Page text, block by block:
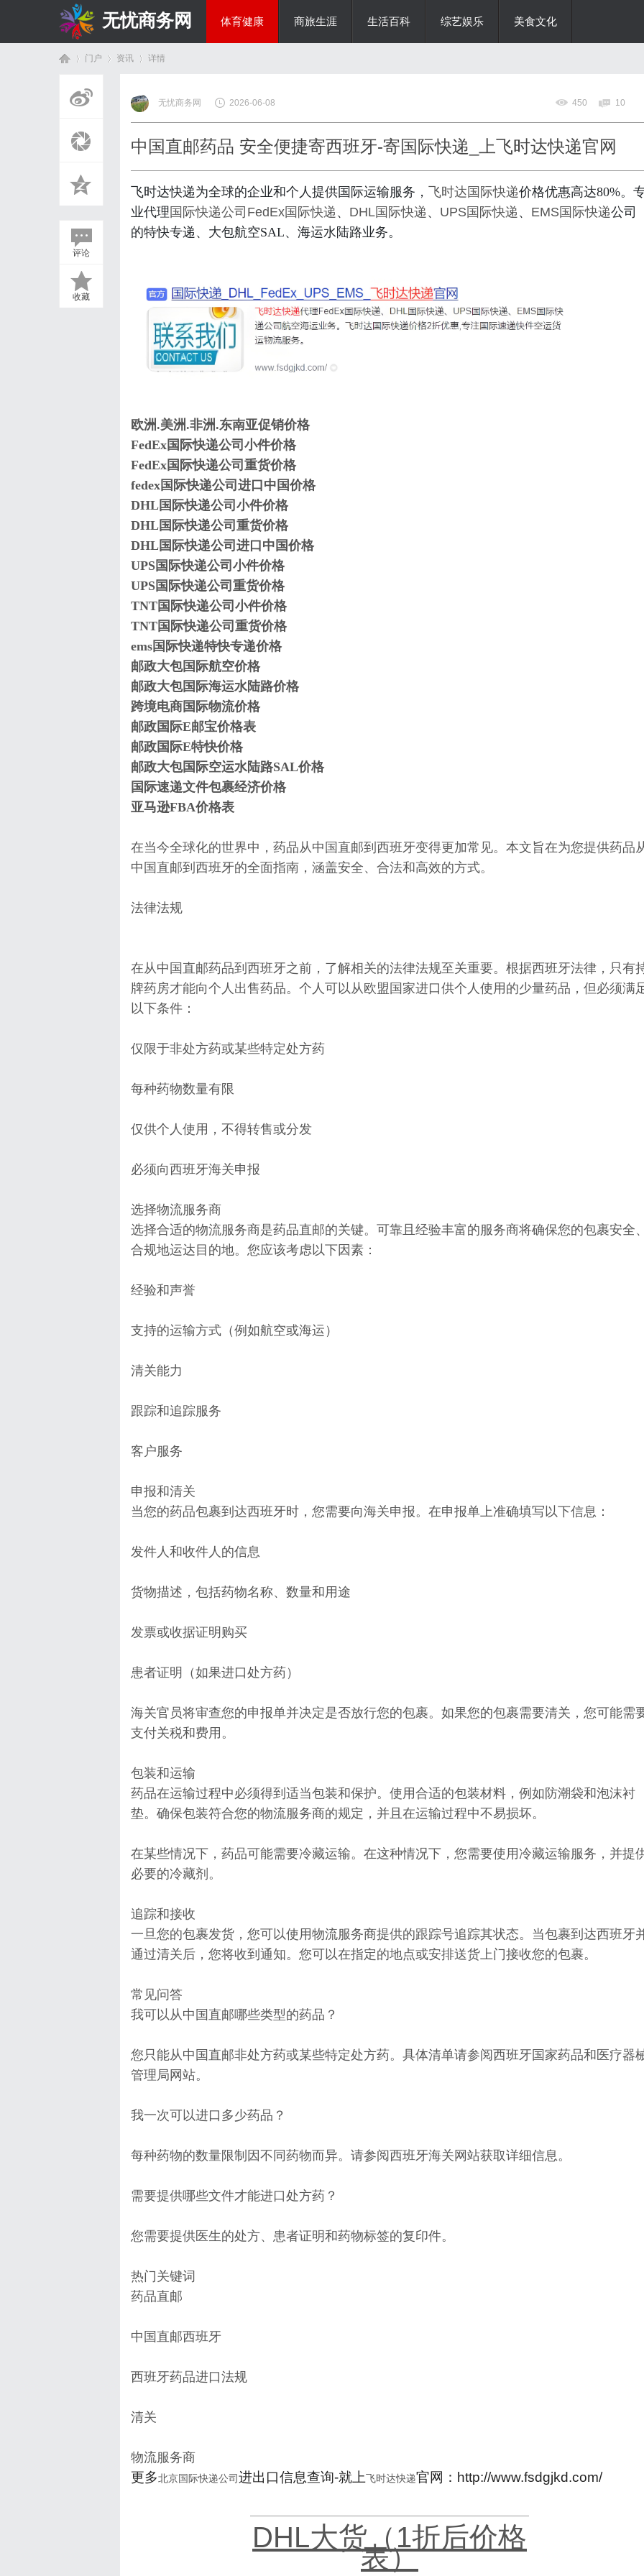
无忧商务网 体育健康 商旅生涯 生活百科 综艺娱乐 美食文化
门户 资讯
›
详情
评论
收藏
无忧商务网 2026-06-08 450 10
中国直邮药品 安全便捷寄西班牙-寄国际快递_上飞时达快递官网
飞时达快递为全球的企业和个人提供国际运输服务， 飞时达 国际快递价格优惠高达80%。
业代理 国际快递公司 FedEx国际快递 、 DHL国际快递 、 UPS国际快递 、 EMS国际快递公司
的特快专递、大包航空SAL、海运水陆路业务。
欧洲.美洲.非洲.东南亚促销价格
FedEx国际快递公司小件价格
FedEx国际快递公司重货价格
fedex国际快递公司进口中国价格
DHL国际快递公司小件价格
DHL国际快递公司重货价格
DHL国际快递公司进口中国价格
UPS国际快递公司小件价格
UPS国际快递公司重货价格
TNT国际快递公司小件价格
TNT国际快递公司重货价格
ems国际快递特快专递价格
邮政大包国际航空价格
邮政大包国际海运水陆路价格
跨境电商国际物流价格
邮政国际E邮宝价格表
邮政国际E特快价格
邮政大包国际空运水陆路SAL价格
国际速递文件包裹经济价格
亚马逊FBA价格表
在当今全球化的世界中，药品从中国直邮到西班牙变得更加常见。本文旨在为您提供药品
中国直邮到西班牙的全面指南，涵盖安全、合法和高效的方式。
法律法规
在从中国直邮药品到西班牙之前，了解相关的法律法规至关重要。根据西班牙法律，只有
牌药房才能向个人出售药品。个人可以从欧盟国家进口供个人使用的少量药品，但必须满
以下条件：
仅限于非处方药或某些特定处方药
每种药物数量有限
仅供个人使用，不得转售或分发
必须向西班牙海关申报
选择物流服务商
选择合适的物流服务商是药品直邮的关键。可靠且经验丰富的服务商将确保您的包裹安全
合规地运达目的地。您应该考虑以下因素：
经验和声誉
支持的运输方式（例如航空或海运）
清关能力
跟踪和追踪服务
客户服务
申报和清关
当您的药品包裹到达西班牙时，您需要向海关申报。在申报单上准确填写以下信息：
发件人和收件人的信息
货物描述，包括药物名称、数量和用途
发票或收据证明购买
患者证明（如果进口处方药）
海关官员将审查您的申报单并决定是否放行您的包裹。如果您的包裹需要清关，您可能需
支付关税和费用。
包装和运输
药品在运输过程中必须得到适当包装和保护。使用合适的包装材料，例如防潮袋和泡沫衬
垫。确保包装符合您的物流服务商的规定，并且在运输过程中不易损坏。
在某些情况下，药品可能需要冷藏运输。在这种情况下，您需要使用冷藏运输服务，并提
必要的冷藏剂。
追踪和接收
一旦您的包裹发货，您可以使用物流服务商提供的跟踪号追踪其状态。当包裹到达西班牙
通过清关后，您将收到通知。您可以在指定的地点或安排送货上门接收您的包裹。
常见问答
我可以从中国直邮哪些类型的药品？
您只能从中国直邮非处方药或某些特定处方药。具体清单请参阅西班牙国家药品和医疗器
管理局网站。
我一次可以进口多少药品？
每种药物的数量限制因不同药物而异。请参阅西班牙海关网站获取详细信息。
需要提供哪些文件才能进口处方药？
您需要提供医生的处方、患者证明和药物标签的复印件。
热门关键词
药品直邮
中国直邮西班牙
西班牙药品进口法规
清关
物流服务商
更多北京国际快递公司进出口信息查询-就上飞时达快递官网：http://www.fsdgjkd.com/
DHL大货（1折后价格
表）